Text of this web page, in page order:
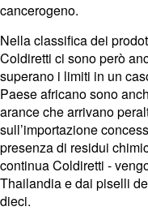
cancerogeno.
Nella classifica dei
Coldiretti ci sono però
superano i limiti in un
Paese africano sono
arance che arrivano
sull’importazione
presenza di residui
continua Coldiretti -
Thailandia e dai piselli
dieci.